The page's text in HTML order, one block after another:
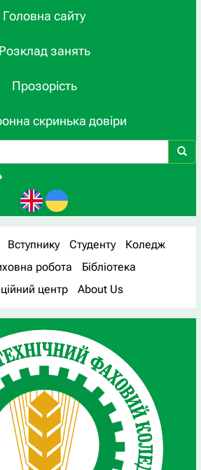
Головна сайту
Розклад занять
Прозорість
скринька довіри
Вступнику Студенту
Коледж
робота
Бібліотека
центр About Us